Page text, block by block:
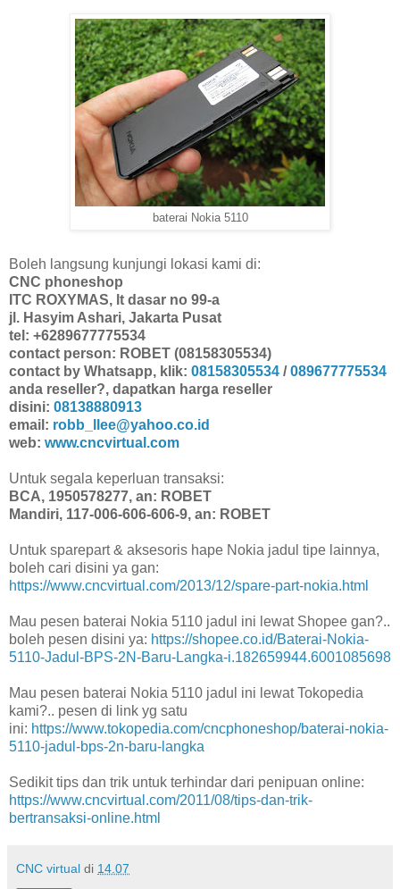
baterai Nokia 5110
Boleh langsung kunjungi lokasi kami di:
CNC phoneshop
ITC ROXYMAS, lt dasar no 99-a
jl. Hasyim Ashari, Jakarta Pusat
tel: +6289677775534
contact person: ROBET (08158305534)
contact by Whatsapp, klik: 08158305534 /089677775534
anda reseller?, dapatkan harga reseller
disini: 08138880913
email: robb_llee@yahoo.co.id
web: www.cncvirtual.com
Untuk segala keperluan transaksi:
BCA, 1950578277, an: ROBET
Mandiri, 117-006-606-606-9, an: ROBET
Untuk sparepart & aksesoris hape Nokia jadul tipe lainnya,
boleh cari disini ya gan:
https://www.cncvirtual.com/2013/12/spare-part-nokia.html
Mau pesen baterai Nokia 5110 jadul ini lewat Shopee gan?..
boleh pesen disini ya: https://shopee.co.id/Baterai-Nokia-
5110-Jadul-BPS-2N-Baru-Langka-i.182659944.6001085698
Mau pesen baterai Nokia 5110 jadul ini lewat Tokopedia
kami?.. pesen di link yg satu
ini: https://www.tokopedia.com/cncphoneshop/baterai-nokia-
5110-jadul-bps-2n-baru-langka
Sedikit tips dan trik untuk terhindar dari penipuan online:
https://www.cncvirtual.com/2011/08/tips-dan-trik-
bertransaksi-online.html
CNC virtual di 14.07